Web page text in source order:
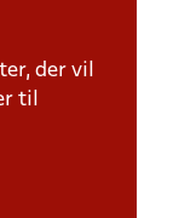
der vil
til